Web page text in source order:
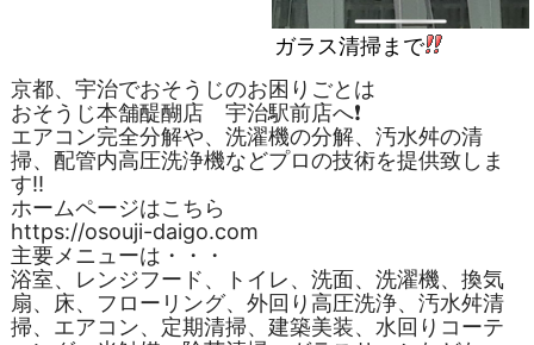
ガラス清掃まで
京都、宇治でおそうじのお困りごとは
おそうじ本舗醍醐店 宇治駅前店へ❗️
エアコン完全分解や、洗濯機の分解、汚水舛の清
掃、配管内高圧洗浄機などプロの技術を提供致しま
す‼️
ホームページはこちら
https://osouji-daigo.com
主要メニューは・・・
浴室、レンジフード、トイレ、洗面、洗濯機、換気
扇、床、フローリング、外回り高圧洗浄、汚水舛清
掃、エアコン、定期清掃、建築美装、水回りコーテ